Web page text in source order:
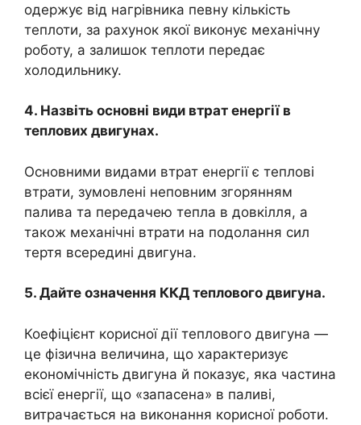
одержує від нагрівника певну кількість
теплоти, за рахунок якої виконує механічну
роботу, а залишок теплоти передає
холодильнику.
4. Назвіть основні види втрат енергії в
теплових двигунах.
Основними видами втрат енергії є теплові
втрати, зумовлені неповним згорянням
палива та передачею тепла в довкілля, а
також механічні втрати на подолання сил
тертя всередині двигуна.
5. Дайте означення ККД теплового двигуна.
Коефіцієнт корисної дії теплового двигуна —
це фізична величина, що характеризує
економічність двигуна й показує, яка частина
всієї енергії, що «запасена» в паливі,
витрачається на виконання корисної роботи.